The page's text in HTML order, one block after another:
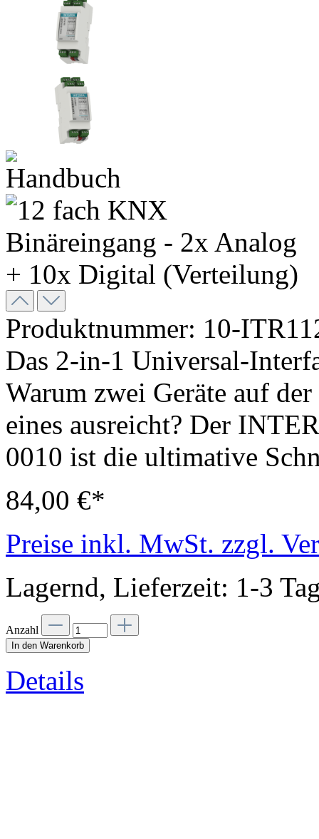
Produktnummer: 10-
Das 2-in-1 Universal-
Warum zwei Geräte auf
eines ausreicht? Der
0010 ist die ultimative
84,00 €*
Preise inkl. MwSt. zzgl.
Lagernd, Lieferzeit: 1-3
Anzahl
In den Warenkorb
Details